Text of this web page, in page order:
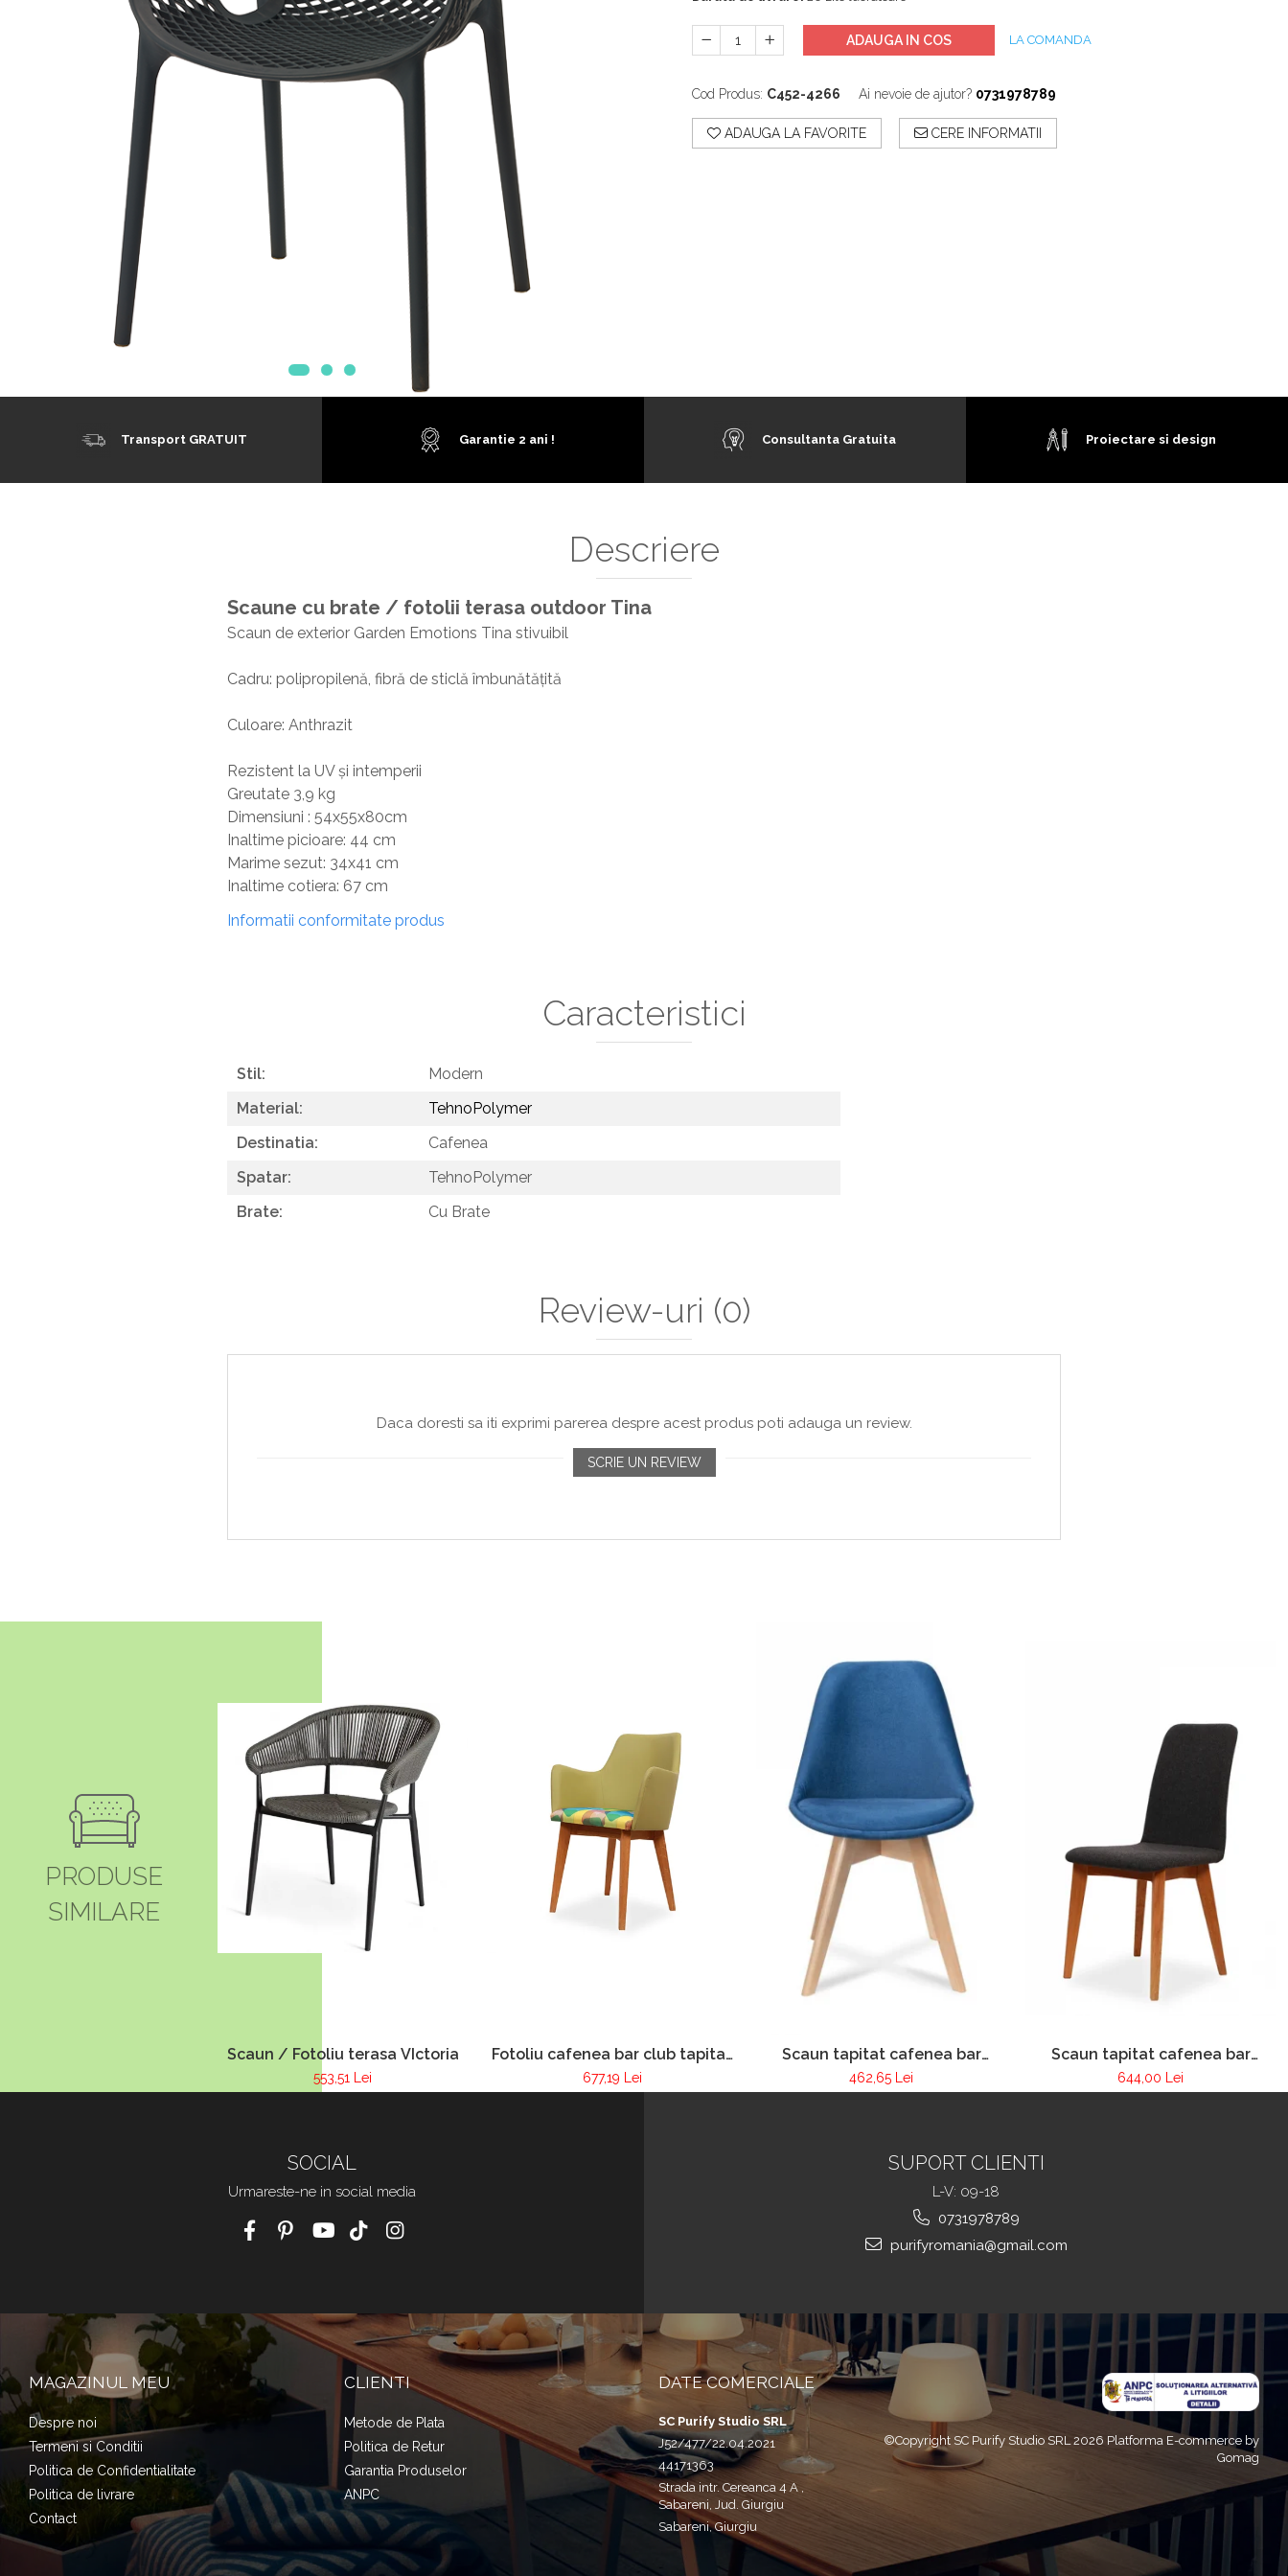
Sezlonguri si Baldachine
Scaune Inalte De Bar
ADAUGA IN COS LA COMANDA
Cod Produs: C452-4266 Ai nevoie de ajutor? 0731978789
ADAUGA LA FAVORITE CERE INFORMATII
Transport GRATUIT Garantie 2 ani ! Consultanta Gratuita Proiectare si design
Descriere
Scaune cu brate / fotolii terasa outdoor Tina
Scaun de exterior Garden Emotions Tina stivuibil
Cadru: polipropilenă, fibră de sticlă îmbunătățită
Culoare: Anthrazit
Rezistent la UV și intemperii
Greutate 3,9 kg
Dimensiuni : 54x55x80cm
Inaltime picioare: 44 cm
Marime sezut: 34x41 cm
Inaltime cotiera: 67 cm
Informatii conformitate produs
Caracteristici
Stil:
Modern
Material:
TehnoPolymer
Destinatia:
Cafenea
Spatar:
TehnoPolymer
Brate:
Cu Brate
Review-uri (0)
Daca doresti sa iti exprimi parerea despre acest produs poti adauga un review.
SCRIE UN REVIEW
PRODUSE
SIMILARE
Scaun / Fotoliu terasa VIctoria
553,51 Lei
Fotoliu cafenea bar club tapitat
cadru lemn Pur 255
677,19 Lei
Scaun tapitat cafenea bar
restaurant PUR 256
462,65 Lei
Scaun tapitat cafenea bar
restaurant Pur 020
644,00 Lei
SOCIAL
Urmareste-ne in social media
SUPORT CLIENTI
L-V: 09-18
0731978789
purifyromania@gmail.com
MAGAZINUL MEU
Despre noi
Termeni si Conditii
Politica de Confidentialitate
Politica de livrare
Contact
CLIENTI
Metode de Plata
Politica de Retur
Garantia Produselor
ANPC
DATE COMERCIALE
SC Purify Studio SRL
J52/477/22.04.2021
44171363
Strada intr. Cereanca 4 A ,
Sabareni, Jud. Giurgiu
Sabareni, Giurgiu
©Copyright SC Purify Studio SRL 2026 Platforma E-commerce by
Gomag